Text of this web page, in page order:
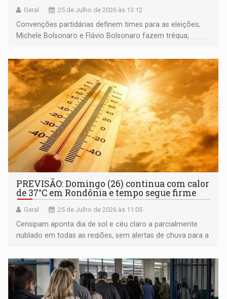
Geral 25 de Julho de 2026 às 13:12
Convenções partidárias definem times para as eleições;
Michele Bolsonaro e Flávio Bolsonaro fazem trégua;
mais
PREVISÃO: Domingo (26) continua com calor
de 37°C em Rondônia e tempo segue firme
Geral 25 de Julho de 2026 às 11:05
Censipam aponta dia de sol e céu claro a parcialmente
nublado em todas as regiões, sem alertas de chuva para a